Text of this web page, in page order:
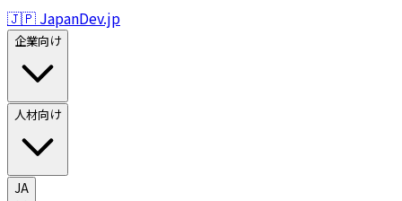
🇯🇵 JapanDev.jp
企業向け
人材向け
JA